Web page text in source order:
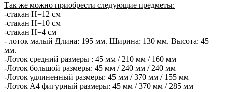
Так же можно приобрести следующие предметы:
-стакан Н=12 см
-стакан Н=10 см
-стакан Н=4 см
- лоток малый Длина: 195 мм. Ширина: 130 мм. Высота: 45
мм.
-Лоток средний размеры : 45 мм / 210 мм / 160 мм
-Лоток большой размеры: 45 мм / 240 мм / 240 мм
-Лоток удлиненный размеры: 45 мм / 370 мм / 155 мм
-Лоток А4 фигурный размеры: 45 мм / 370 мм / 285 мм